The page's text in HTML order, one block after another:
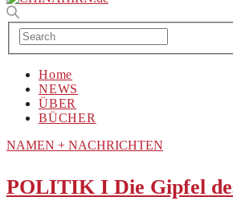
Home
NEWS
ÜBER
BÜCHER
NAMEN + NACHRICHTEN
POLITIK I Die Gipfel